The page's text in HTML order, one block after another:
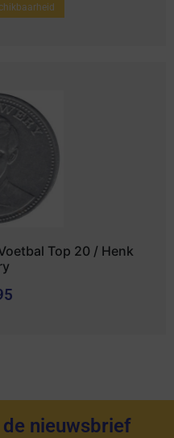
Top 20 / Henk
nieuwsbrief